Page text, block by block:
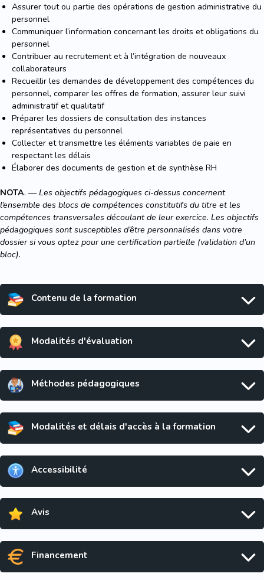
Assurer tout ou partie des opérations de gestion administrative du
personnel
Communiquer l’information concernant les droits et obligations du
personnel
Contribuer au recrutement et à l’intégration de nouveaux
collaborateurs
Recueillir les demandes de développement des compétences du
personnel, comparer les offres de formation, assurer leur suivi
administratif et qualitatif
Préparer les dossiers de consultation des instances
représentatives du personnel
Collecter et transmettre les éléments variables de paie en
respectant les délais
Élaborer des documents de gestion et de synthèse RH
NOTA. —Les objectifs pédagogiques ci-dessus concernent
l’ensemble des blocs de compétences constitutifs du titre et les
compétences transversales découlant de leur exercice. Les objectifs
pédagogiques sont susceptibles d’être personnalisés dans votre
dossier si vous optez pour une certification partielle (validation d’un
bloc).
Contenu de la formation
Modalités d'évaluation
Méthodes pédagogiques
Modalités et délais d'accès à la formation
Accessibilité
Avis
Financement